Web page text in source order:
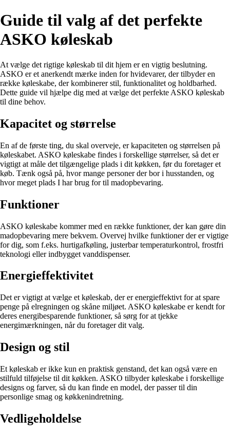
Guide til valg af det perfekte
ASKO køleskab
At vælge det rigtige køleskab til dit hjem er en vigtig beslutning.
ASKO er et anerkendt mærke inden for hvidevarer, der tilbyder en
række køleskabe, der kombinerer stil, funktionalitet og holdbarhed.
Dette guide vil hjælpe dig med at vælge det perfekte ASKO køleskab
til dine behov.
Kapacitet og størrelse
En af de første ting, du skal overveje, er kapaciteten og størrelsen på
køleskabet. ASKO køleskabe findes i forskellige størrelser, så det er
vigtigt at måle det tilgængelige plads i dit køkken, før du foretager et
køb. Tænk også på, hvor mange personer der bor i husstanden, og
hvor meget plads I har brug for til madopbevaring.
Funktioner
ASKO køleskabe kommer med en række funktioner, der kan gøre din
madopbevaring mere bekvem. Overvej hvilke funktioner der er vigtige
for dig, som f.eks. hurtigafkøling, justerbar temperaturkontrol, frostfri
teknologi eller indbygget vanddispenser.
Energieffektivitet
Det er vigtigt at vælge et køleskab, der er energieffektivt for at spare
penge på elregningen og skåne miljøet. ASKO køleskabe er kendt for
deres energibesparende funktioner, så sørg for at tjekke
energimærkningen, når du foretager dit valg.
Design og stil
Et køleskab er ikke kun en praktisk genstand, det kan også være en
stilfuld tilføjelse til dit køkken. ASKO tilbyder køleskabe i forskellige
designs og farver, så du kan finde en model, der passer til din
personlige smag og køkkenindretning.
Vedligeholdelse